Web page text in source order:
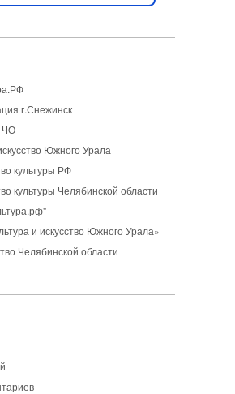
г.Снежинск
ЧО
Южного Урала
культуры РФ
культуры Челябинской области
и искусство Южного Урала»
Челябинской области